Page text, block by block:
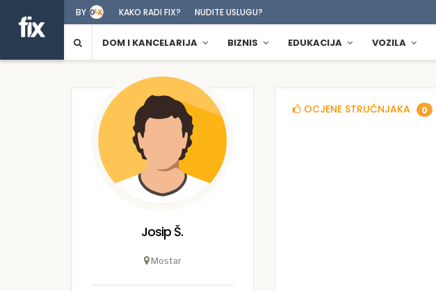
BY KAKO RADI FIX? NUDITE USLUGU?
DOM I KANCELARIJA BIZNIS EDUKACIJA VOZILA
Josip Š.
Mostar
OCJENE STRUČNJAKA 0